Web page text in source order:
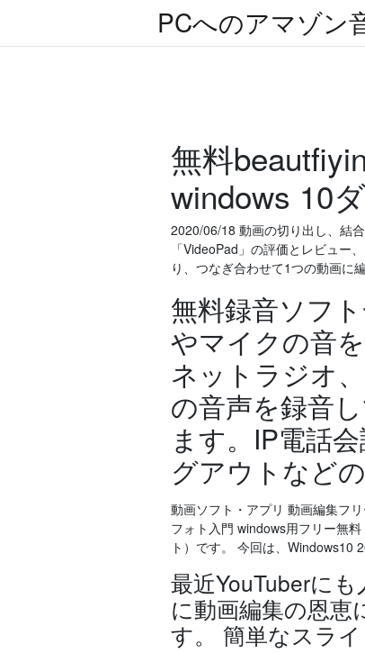
PCへのアマゾン
無料
windows 10
2020/06/18 動画の切り出し、結
「VideoPad」の評価とレビュー
り、つなぎ合わせて1つの動画に
無料録音ソフ
やマイクの音
ネットラジオ
の音声を録音
ます。IP電話
グアウトなど
動画ソフト・アプリ 動画編集フ
フォト入門 windows用フリー無
ト）です。 今回は、Windows10
最近YouTuberに
に動画編集の恩
す。 簡単なスラ